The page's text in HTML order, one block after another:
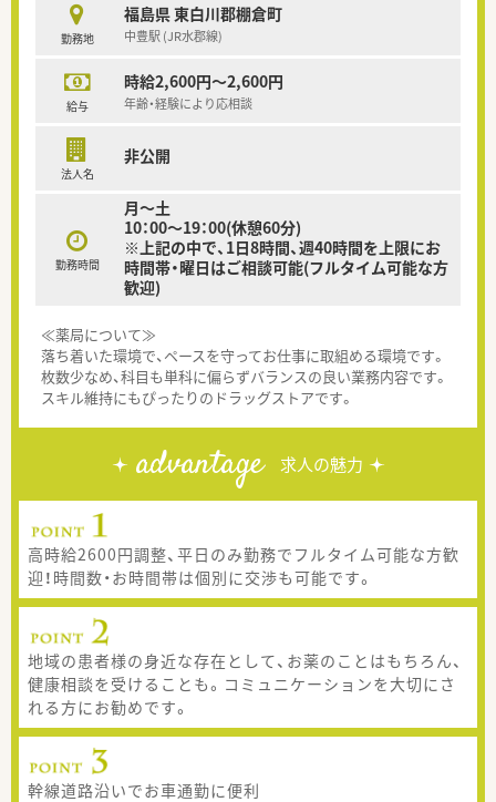
勤務地
福島県 東白川郡棚倉町
中豊駅 (JR水郡線)
給与
時給2,600円～2,600円
年齢・経験により応相談
法人名
非公開
勤務時間
月～土
10：00～19：00(休憩60分)
※上記の中で、1日8時間、週40時間を上限にお
時間帯・曜日はご相談可能(フルタイム可能な方
歓迎)
≪薬局について≫
落ち着いた環境で、ペースを守ってお仕事に取組める環境です。
枚数少なめ、科目も単科に偏らずバランスの良い業務内容です。
スキル維持にもぴったりのドラッグストアです。
advantage 求人の魅力
高時給2600円調整、平日のみ勤務でフルタイム可能な方歓
迎！時間数・お時間帯は個別に交渉も可能です。
地域の患者様の身近な存在として、お薬のことはもちろん、
健康相談を受けることも。コミュニケーションを大切にさ
れる方にお勧めです。
幹線道路沿いでお車通勤に便利